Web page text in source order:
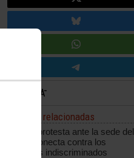
Noticias relacionadas
CCOO protesta ante la sede del
grupo Konecta contra los
despidos indiscriminados